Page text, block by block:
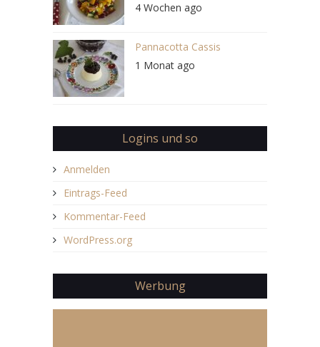
4 Wochen ago
Pannacotta Cassis
1 Monat ago
Logins und so
Anmelden
Eintrags-Feed
Kommentar-Feed
WordPress.org
Werbung